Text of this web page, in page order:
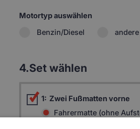
Motortyp auswählen
Benzin/Diesel
andere
4.Set wählen
1: Zwei Fußmatten vorne
Fahrermatte (ohne